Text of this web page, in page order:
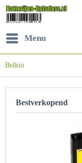
Menu
Belkin
Bestverkopend